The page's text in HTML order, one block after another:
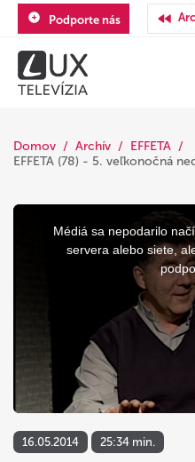
Podporte nás
Domov Archív
EFFETA
EFFETA (78) - 5. veľkonočná
This
Médiá sa nepodarilo
servera alebo siete,
16.05.2014 25:34 min.